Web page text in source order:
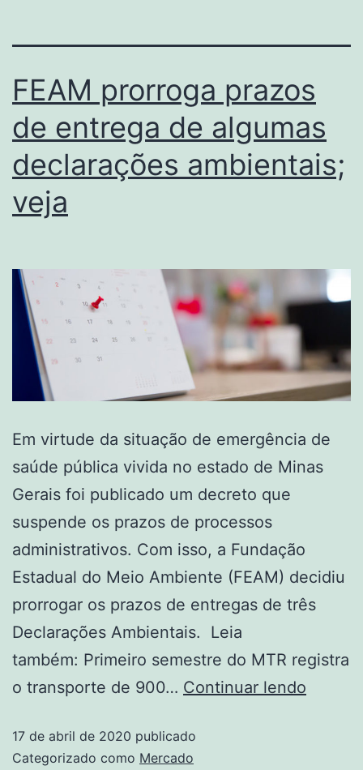
FEAM prorroga prazos
de entrega de algumas
declarações ambientais;
veja
Em virtude da situação de emergência de
saúde pública vivida no estado de Minas
Gerais foi publicado um decreto que
suspende os prazos de processos
administrativos. Com isso, a Fundação
Estadual do Meio Ambiente (FEAM) decidiu
prorrogar os prazos de entregas de três
Declarações Ambientais. Leia
também: Primeiro semestre do MTR registra
o transporte de 900… Continuar lendo
17 de abril de 2020 publicado
Categorizado como Mercado